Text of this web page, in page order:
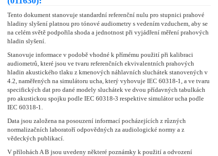
Tento dokument stanovuje standardní referenční nulu pro stupnici prahové
hladiny slyšení platnou pro tónové audiometry s vedením vzduchem, aby se
na celém světě podpořila shoda a jednotnost při vyjádření měření prahových
hladin slyšení.
Stanovuje informace v podobě vhodné k přímému použití při kalibraci
audiometrů, které jsou ve tvaru referenčních ekvivalentních prahových
hladin akustického tlaku z kmenových náhlavních sluchátek stanovených v
4.2, naměřených na simulátoru ucha, který vyhovuje IEC 60318-1, a ve tvaru
specifických dat pro dané modely sluchátek ve dvou přídavných tabulkách
pro akustickou spojku podle IEC 60318-3 respektive simulátor ucha podle
IEC 60318-1.
Data jsou založena na posouzení informací pocházejících z různých
normalizačních laboratoří odpovědných za audiologické normy a z
vědeckých publikací.
V přílohách A B jsou uvedeny některé poznámky k použití a odvození